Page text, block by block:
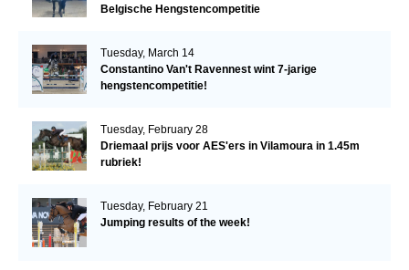
Belgische Hengstencompetitie
Tuesday, March 14
Constantino Van't Ravennest wint 7-jarige
hengstencompetitie!
Tuesday, February 28
Driemaal prijs voor AES'ers in Vilamoura in 1.45m
rubriek!
Tuesday, February 21
Jumping results of the week!